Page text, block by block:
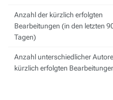
Anzahl der kürzlich erfolgten
Bearbeitungen (in den letzten
Tagen)
Anzahl unterschiedlicher
kürzlich erfolgten